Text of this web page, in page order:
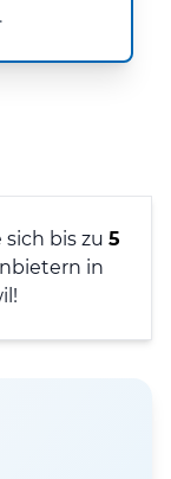
bis zu 5
in